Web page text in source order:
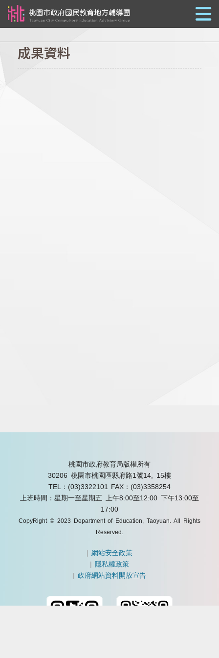
成果資料
桃園市政府教育局版權所有
30206 桃園市桃園區縣府路1號14, 15樓
TEL：(03)3322101
FAX：(03)3358254
上班時間：星期一至星期五 上午8:00至12:00 下午13:00至
17:00
CopyRight © 2023 Department of Education, Taoyuan. All Rights
Reserved.
|網站安全政策
| 隱私權政策
|政府網站資料開放宣告